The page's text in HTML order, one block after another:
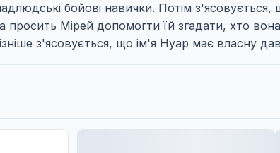
бойові навички. Потім
просить Мірей допомогти їй згадати, хто
з'ясовується, що ім'я Нуар має власну